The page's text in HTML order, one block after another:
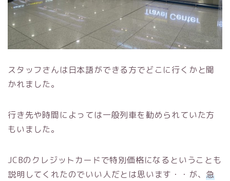
スタッフさんは日本語ができる方でどこに行くかと聞
かれました。
行き先や時間によっては一般列車を勧められていた方
もいました。
JCBのクレジットカードで特別価格になるということも
説明してくれたのでいい人だとは思います・・が、急